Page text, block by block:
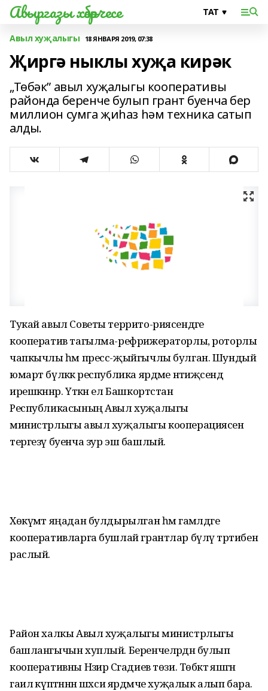
Авыргазы хәбәрчесе
Авыл хуҗалыгы 18 ЯНВАРЯ 2019, 07:38
Җиргә ныклы хуҗа кирәк
„Төбәк” авыл хуҗалыгы кооперативы
районда беренче булып грант буенча бер
миллион сумга җиһаз һәм техника сатып
алды.
Тукай авыл Советы террито-риясендәге
кооператив тагылма-рефрижераторлы, роторлы
чапкычлы һәм пресс-җыйгычлы булган. Шундый
юмарт бүләккә республика ярдәме нәтиҗәсендә
ирешкәннәр. Үткән ел Башкортстан
Республикасының Авыл хуҗалыгы
министрлыгы авыл хуҗалыгы кооперациясен
тергезү буенча зур эш башлый.
Хөкүмәт яңадан булдырылган һәм гамәлдәге
кооперативларга бушлай грантлар бүлү тәртибен
раслый.
Район халкы Авыл хуҗалыгы министрлыгы
башлангычын хуплый. Беренчеләрдән булып
кооперативны Нәзир Сәгадиев төзи. Төбәктә яшәгән
гаилә күптәннән шәхси ярдәмче хуҗалык алып бара.